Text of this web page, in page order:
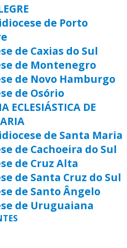
de Porto
de Caxias do Sul
de Montenegro
de Novo Hamburgo
de Osório
ECLESIÁSTICA DE
de Santa Maria
de Cachoeira do Sul
de Cruz Alta
de Santa Cruz do Sul
de Santo Ângelo
de Uruguaiana